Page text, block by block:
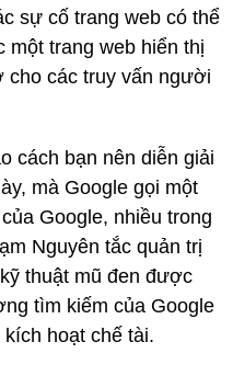
sự cố trang web có thể
trang web hiển thị
cho các truy vấn người
cách bạn nên diễn giải
mà Google gọi một
Google, nhiều trong
Nguyên tắc quản trị
thuật mũ đen được
tìm kiếm của Google
hoạt chế tài.